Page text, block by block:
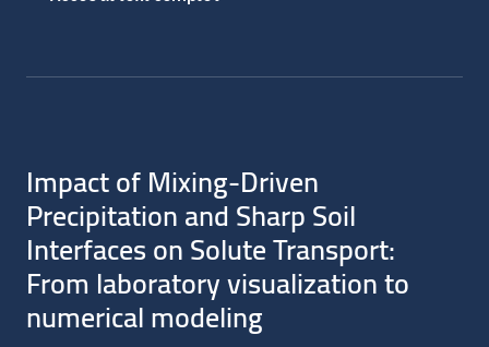
Impact of Mixing-Driven
Precipitation and Sharp Soil
Interfaces on Solute Transport:
From laboratory visualization to
numerical modeling